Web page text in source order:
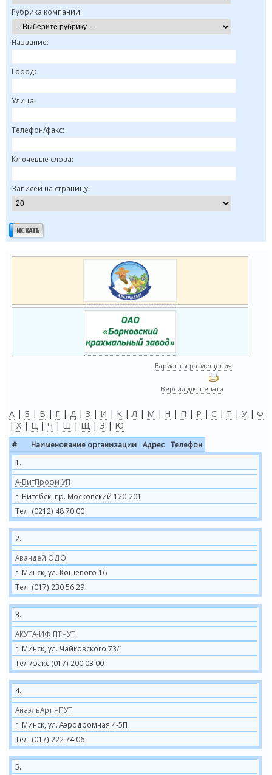
Рубрика компании:
Название:
Город:
Улица:
Телефон/факс:
Ключевые слова:
Записей на страницу:
Варианты размещения
Версия для печати
А | Б | В | Г | Д | З | И | К |Л | М | Н | П | Р | С | Т | У | Ф
| Х | Ц | Ч | Ш | Щ | Э | Ю
# Наименование организации Адрес
Телефон
1.
А-ВитПрофи УП
г. Витебск, пр. Московский 120-201
Тел. (0212) 48 70 00
2.
Авандей ОДО
г. Минск, ул. Кошевого 16
Тел. (017) 230 56 29
3.
АКУТА-ИФ ПТЧУП
г. Минск, ул. Чайковского 73/1
Тел./факс (017) 200 03 00
4.
АнаэльАрт ЧПУП
г. Минск, ул. Аэродромная 4-5П
Тел. (017) 222 74 06
5.